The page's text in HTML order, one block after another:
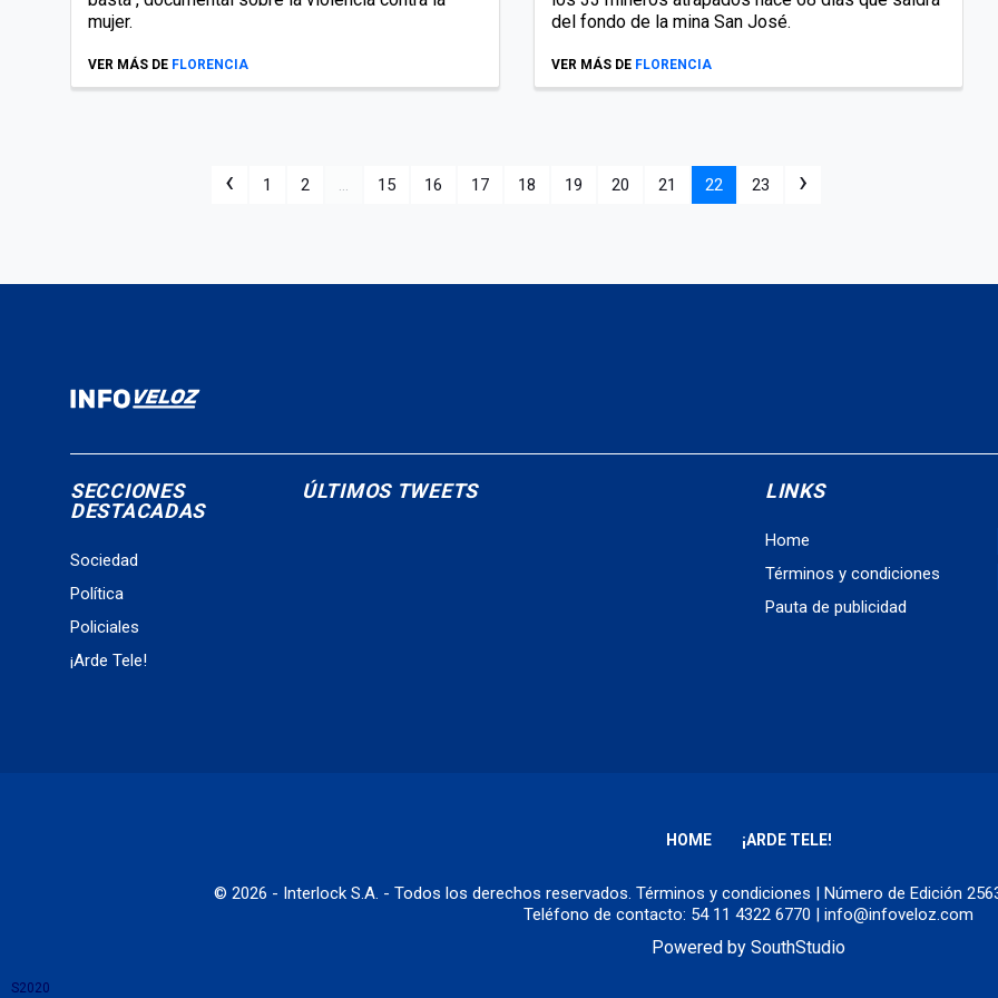
mujer.
VER MÁS DE FLORENCIA
del fondo de la mina San José.
VER MÁS DE FLORENCIA
‹ 1 2 ... 15 16 17 18 19 20 21 22 23 ›
SECCIONES
DESTACADAS
Sociedad
Política
Policiales
¡Arde Tele!
ÚLTIMOS TWEETS LINKS
Home
Términos y condiciones
Pauta de publicidad
HOME ¡ARDE TELE!
© 2026 - Interlock S.A. - Todos los derechos reservados. Términos y condiciones | Número de Edición
Teléfono de contacto: 54 11 4322 6770 | info@infoveloz.com
Powered by SouthStudio
S2020